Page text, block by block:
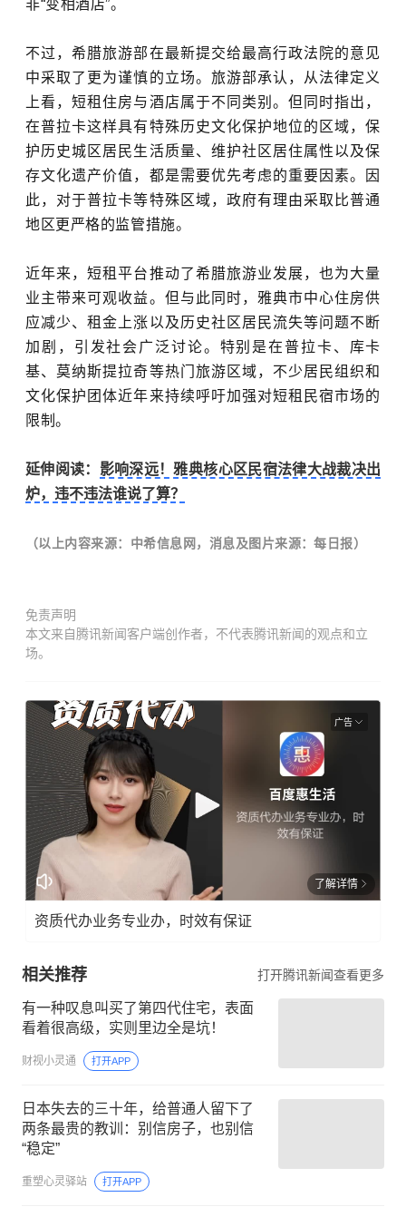
非“变相酒店”。
不过，希腊旅游部在最新提交给最高行政法院的意见
中采取了更为谨慎的立场。旅游部承认，从法律定义
上看，短租住房与酒店属于不同类别。但同时指出，
在普拉卡这样具有特殊历史文化保护地位的区域，保
护历史城区居民生活质量、维护社区居住属性以及保
存文化遗产价值，都是需要优先考虑的重要因素。因
此，对于普拉卡等特殊区域，政府有理由采取比普通
地区更严格的监管措施。
近年来，短租平台推动了希腊旅游业发展，也为大量
业主带来可观收益。但与此同时，雅典市中心住房供
应减少、租金上涨以及历史社区居民流失等问题不断
加剧，引发社会广泛讨论。特别是在普拉卡、库卡
基、莫纳斯提拉奇等热门旅游区域，不少居民组织和
文化保护团体近年来持续呼吁加强对短租民宿市场的
限制。
延伸阅读： 影响深远！雅典核心区民宿法律大战裁决出
炉，违不违法谁说了算？
（以上内容来源：中希信息网，消息及图片来源：每日报）
免责声明
本文来自腾讯新闻客户端创作者，不代表腾讯新闻的观点和立
场。
广告
了解详情
资质代办业务专业办，时效有保证
相关推荐 打开腾讯新闻查看更多
有一种叹息叫买了第四代住宅，表面
看着很高级，实则里边全是坑！
财视小灵通 打开APP
日本失去的三十年，给普通人留下了
两条最贵的教训：别信房子，也别信
“稳定”
重塑心灵驿站 打开APP